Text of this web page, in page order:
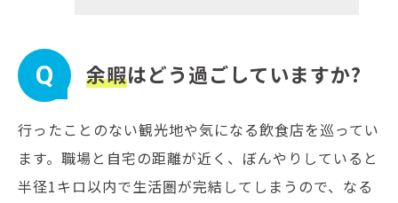
Q 余暇はどう過ごしていますか?
行ったことのない観光地や気になる飲食店を巡ってい
ます。職場と自宅の距離が近く、ぼんやりしていると
半径1キロ以内で生活圏が完結してしまうので、なる